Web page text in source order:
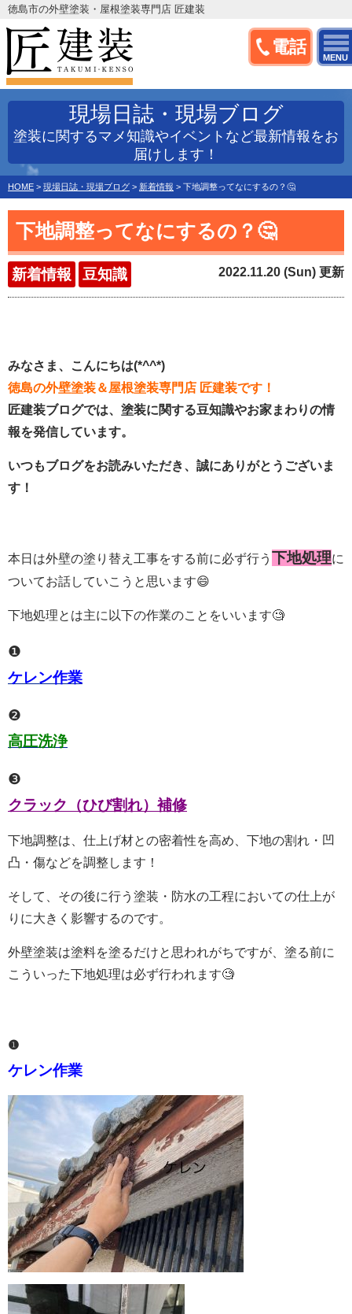
電話
MENU
徳島市の外壁塗装・屋根塗装専門店 匠建装
現場日誌・現場ブログ
塗装に関するマメ知識やイベントなど最新情報をお
届けします！
HOME > 現場日誌・現場ブログ > 新着情報 > 下地調整ってなにするの？🤔
下地調整ってなにするの？🤔
新着情報 豆知識 2022.11.20 (Sun) 更新
みなさま、こんにちは(*^^*)
徳島の外壁塗装＆屋根塗装専門店 匠建装です！
匠建装ブログでは、塗装に関する豆知識やお家まわりの情
報を発信しています。
いつもブログをお読みいただき、誠にありがとうございま
す！
本日は外壁の塗り替え工事をする前に必ず行う 下地処理に
ついてお話していこうと思います😄
下地処理とは主に以下の作業のことをいいます🧐
❶
ケレン作業
❷
高圧洗浄
❸
クラック（ひび割れ）補修
下地調整は、仕上げ材との密着性を高め、下地の割れ・凹
凸・傷などを調整します！
そして、その後に行う塗装・防水の工程においての仕上が
りに大きく影響するのです。
外壁塗装は塗料を塗るだけと思われがちですが、塗る前に
こういった下地処理は必ず行われます🧐
❶
ケレン作業